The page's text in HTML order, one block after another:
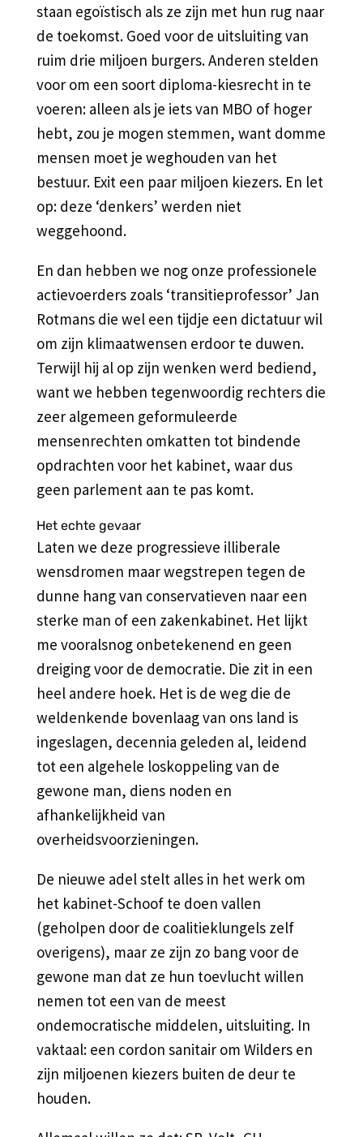
staan egoïstisch als ze zijn met hun rug naar
de toekomst. Goed voor de uitsluiting van
ruim drie miljoen burgers. Anderen stelden
voor om een soort diploma-kiesrecht in te
voeren: alleen als je iets van MBO of hoger
hebt, zou je mogen stemmen, want domme
mensen moet je weghouden van het
bestuur. Exit een paar miljoen kiezers. En let
op: deze ‘denkers’ werden niet
weggehoond.
En dan hebben we nog onze professionele
actievoerders zoals ‘transitieprofessor’ Jan
Rotmans die wel een tijdje een dictatuur wil
om zijn klimaatwensen erdoor te duwen.
Terwijl hij al op zijn wenken werd bediend,
want we hebben tegenwoordig rechters die
zeer algemeen geformuleerde
mensenrechten omkatten tot bindende
opdrachten voor het kabinet, waar dus
geen parlement aan te pas komt.
Het echte gevaar
Laten we deze progressieve illiberale
wensdromen maar wegstrepen tegen de
dunne hang van conservatieven naar een
sterke man of een zakenkabinet. Het lijkt
me vooralsnog onbetekenend en geen
dreiging voor de democratie. Die zit in een
heel andere hoek. Het is de weg die de
weldenkende bovenlaag van ons land is
ingeslagen, decennia geleden al, leidend
tot een algehele loskoppeling van de
gewone man, diens noden en
afhankelijkheid van
overheidsvoorzieningen.
De nieuwe adel stelt alles in het werk om
het kabinet-Schoof te doen vallen
(geholpen door de coalitieklungels zelf
overigens), maar ze zijn zo bang voor de
gewone man dat ze hun toevlucht willen
nemen tot een van de meest
ondemocratische middelen, uitsluiting. In
vaktaal: een cordon sanitair om Wilders en
zijn miljoenen kiezers buiten de deur te
houden.